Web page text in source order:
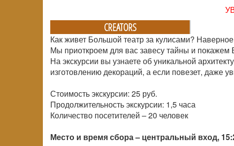
CREATORS
Как живет Большой театр за кулисами?
Мы приоткроем для вас завесу тайны и покажем
На экскурсии вы узнаете об уникальной
изготовлению декораций, а если повезет, даже
Стоимость экскурсии: 25 руб.
Продолжительность экскурсии: 1,5 часа
Количество посетителей –20 человек
Место и время сбора – центральный вход,